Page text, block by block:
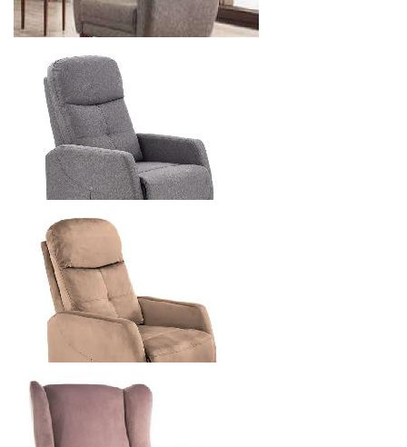
AYSU SEREN - КРЕСЛО
3796.8р.
HALMAR FELIPE КРЕСЛО РЕЛАКС
4401.6р.